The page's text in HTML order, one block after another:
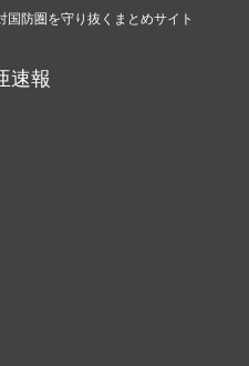
国防圏を守り抜くまとめサイト
速報